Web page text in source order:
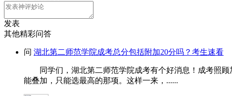
发表
其他精彩问答
问 湖北第二师范学院成考总分包括附加20分吗？考生速看
同学们，湖北第二师范学院成考有个好消息！成考照顾
能叠加，只能选最高的那项。这样一来，......